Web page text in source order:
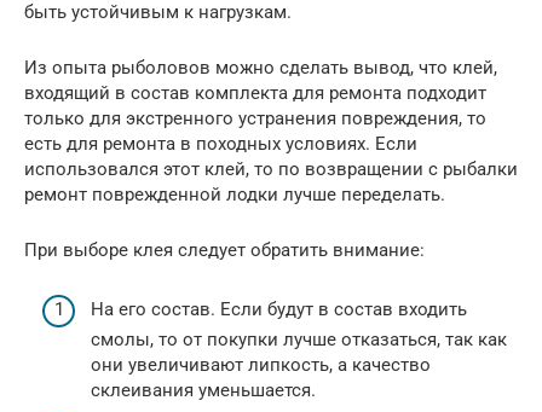
быть устойчивым к нагрузкам.
Из опыта рыболовов можно сделать вывод, что клей,
входящий в состав комплекта для ремонта подходит
только для экстренного устранения повреждения, то
есть для ремонта в походных условиях. Если
использовался этот клей, то по возвращении с рыбалки
ремонт поврежденной лодки лучше переделать.
При выборе клея следует обратить внимание:
На его состав. Если будут в состав входить
смолы, то от покупки лучше отказаться, так как
они увеличивают липкость, а качество
склеивания уменьшается.